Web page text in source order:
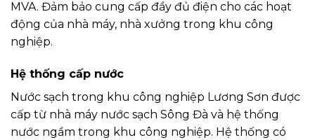
MVA. Đảm bảo cung cấp đầy đủ điện cho các hoạt
động của nhà máy, nhà xưởng trong khu công
nghiệp.
Hệ thống cấp nước
Nước sạch trong khu công nghiệp Lương Sơn được
cấp từ nhà máy nước sạch Sông Đà và hệ thống
nước ngầm trong khu công nghiệp. Hệ thống có